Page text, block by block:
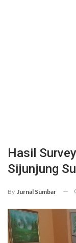
Hasil
Sijunjung
By Jurnal Sumbar